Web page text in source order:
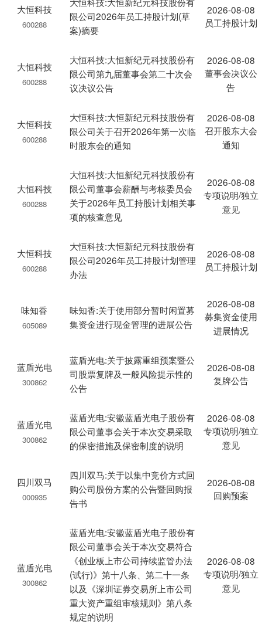
大恒科技
600288
限公司2026年员工持股计划(草
案)摘要
2026-08-08
员工持股计划
大恒科技
600288
大恒科技:大恒新纪元科技股份有
限公司第九届董事会第二十次会
议决议公告
2026-08-08
董事会决议公
告
大恒科技
600288
大恒科技:大恒新纪元科技股份有
限公司关于召开2026年第一次临
时股东会的通知
2026-08-08
召开股东大会
通知
大恒科技
600288
大恒科技:大恒新纪元科技股份有
限公司董事会薪酬与考核委员会
关于2026年员工持股计划相关事
项的核查意见
2026-08-08
专项说明/独立
意见
大恒科技
600288
大恒科技:大恒新纪元科技股份有
限公司2026年员工持股计划管理
办法
2026-08-08
员工持股计划
味知香
605089
味知香:关于使用部分暂时闲置募
集资金进行现金管理的进展公告
2026-08-08
募集资金使用
进展情况
蓝盾光电
300862
蓝盾光电:关于披露重组预案暨公
司股票复牌及一般风险提示性的
公告
2026-08-08
复牌公告
蓝盾光电
300862
蓝盾光电:安徽蓝盾光电子股份有
限公司董事会关于本次交易采取
的保密措施及保密制度的说明
2026-08-08
专项说明/独立
意见
四川双马
000935
四川双马:关于以集中竞价方式回
购公司股份方案的公告暨回购报
告书
2026-08-08
回购预案
蓝盾光电
300862
蓝盾光电:安徽蓝盾光电子股份有
限公司董事会关于本次交易符合
《创业板上市公司持续监管办法
(试行)》第十八条、第二十一条
以及《深圳证券交易所上市公司
重大资产重组审核规则》第八条
规定的说明
2026-08-08
专项说明/独立
意见